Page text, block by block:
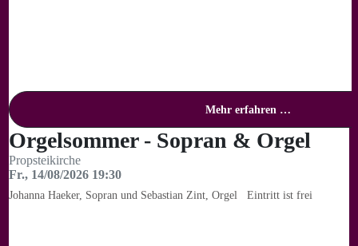
Mehr erfahren …
Orgelsommer - Sopran & Orgel
Propsteikirche
Fr., 14/08/2026 19:30
Johanna Haeker, Sopran und Sebastian Zint, Orgel Eintritt ist frei